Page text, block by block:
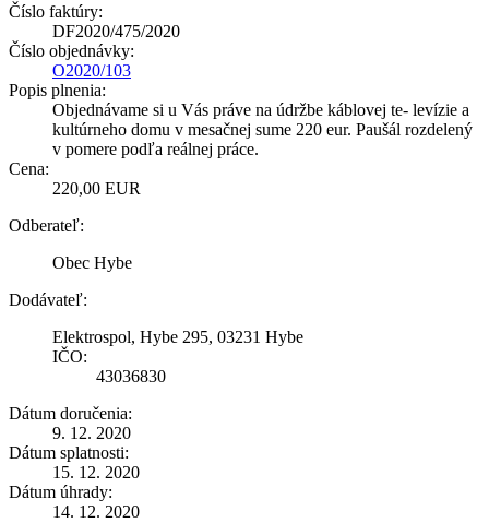
Číslo faktúry:
DF2020/475/2020
Číslo objednávky:
O2020/103
Popis plnenia:
Objednávame si u Vás práve na údržbe káblovej te- levízie a
kultúrneho domu v mesačnej sume 220 eur. Paušál rozdelený
v pomere podľa reálnej práce.
Cena:
220,00 EUR
Odberateľ:
Obec Hybe
Dodávateľ:
Elektrospol, Hybe 295, 03231 Hybe
IČO:
43036830
Dátum doručenia:
9. 12. 2020
Dátum splatnosti:
15. 12. 2020
Dátum úhrady:
14. 12. 2020